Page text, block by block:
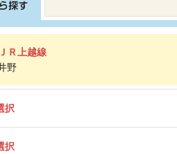
ＪＲ上越線
野
択
択